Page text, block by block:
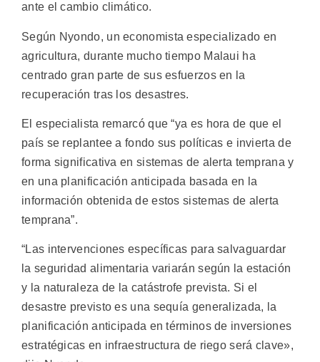
ante el cambio climático.
Según Nyondo, un economista especializado en
agricultura, durante mucho tiempo Malaui ha
centrado gran parte de sus esfuerzos en la
recuperación tras los desastres.
El especialista remarcó que “ya es hora de que el
país se replantee a fondo sus políticas e invierta de
forma significativa en sistemas de alerta temprana y
en una planificación anticipada basada en la
información obtenida de estos sistemas de alerta
temprana”.
“Las intervenciones específicas para salvaguardar
la seguridad alimentaria variarán según la estación
y la naturaleza de la catástrofe prevista. Si el
desastre previsto es una sequía generalizada, la
planificación anticipada en términos de inversiones
estratégicas en infraestructura de riego será clave»,